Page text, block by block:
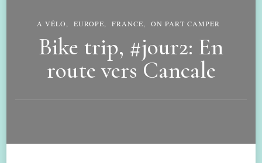
A VÉLO EUROPE FRANCE ON PART CAMPER
Bike trip, #jour2: En
route vers Cancale